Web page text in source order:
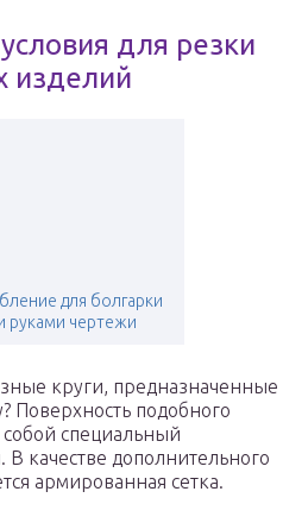
для резки
изделий
для болгарки
руками чертежи
круги, предназначенные
Поверхность подобного
собой специальный
качестве дополнительного
армированная сетка.